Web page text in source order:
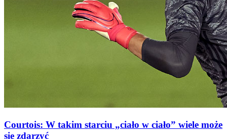
Courtois: W takim starciu „ciało w ciało” wiele może
się zdarzyć